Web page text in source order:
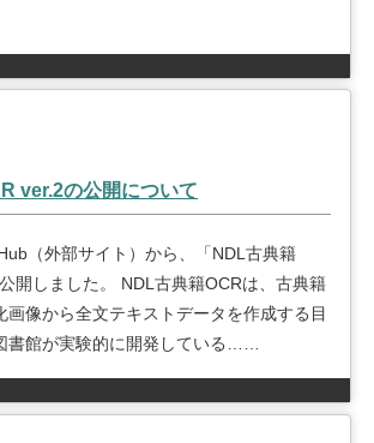
ver.2の公開について
（外部サイト）から、「NDL古典籍
開しました。 NDL古典籍OCRは、古典籍
画像から全文テキストデータを作成する目
書館が実験的に開発している……